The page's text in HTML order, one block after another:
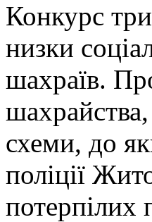
Конкурс
низки
шахраїв.
схеми, до
поліції